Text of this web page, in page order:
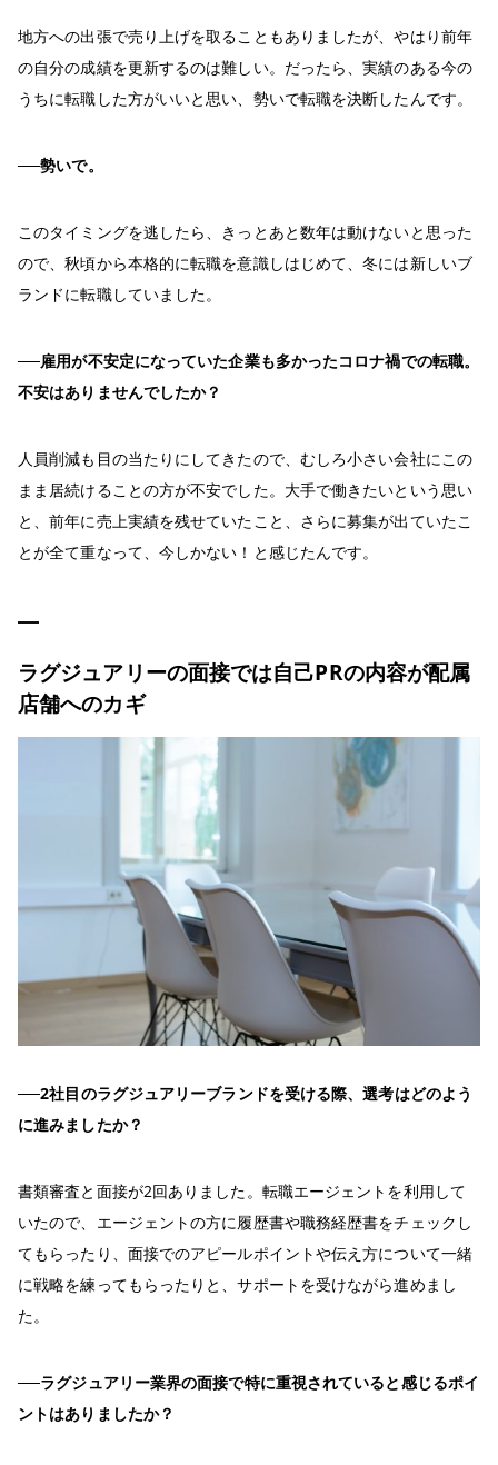
地方への出張で売り上げを取ることもありましたが、やはり前年
の自分の成績を更新するのは難しい。だったら、実績のある今の
うちに転職した方がいいと思い、勢いで転職を決断したんです。
──勢いで。
このタイミングを逃したら、きっとあと数年は動けないと思った
ので、秋頃から本格的に転職を意識しはじめて、冬には新しいブ
ランドに転職していました。
──雇用が不安定になっていた企業も多かったコロナ禍での転職。
不安はありませんでしたか？
人員削減も目の当たりにしてきたので、むしろ⼩さい会社にこの
まま居続けることの方が不安でした。大手で働きたいという思い
と、前年に売上実績を残せていたこと、さらに募集が出ていたこ
とが全て重なって、今しかない！と感じたんです。
ラグジュアリーの面接では自己PRの内容が配属
店舗へのカギ
──2社目のラグジュアリーブランドを受ける際、選考はどのよう
に進みましたか？
書類審査と面接が2回ありました。転職エージェントを利用して
いたので、エージェントの方に履歴書や職務経歴書をチェックし
てもらったり、面接でのアピールポイントや伝え方について一緒
に戦略を練ってもらったりと、サポートを受けながら進めまし
た。
──ラグジュアリー業界の面接で特に重視されていると感じるポイ
ントはありましたか？